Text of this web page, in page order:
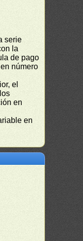
serie
la
de pago
número
el
en
en